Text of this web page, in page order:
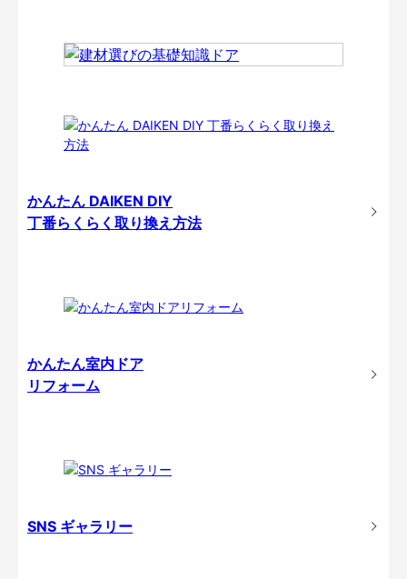
かんたん DAIKEN DIY
丁番らくらく取り換え方法
かんたん室内ドア
リフォーム
SNS ギャラリー